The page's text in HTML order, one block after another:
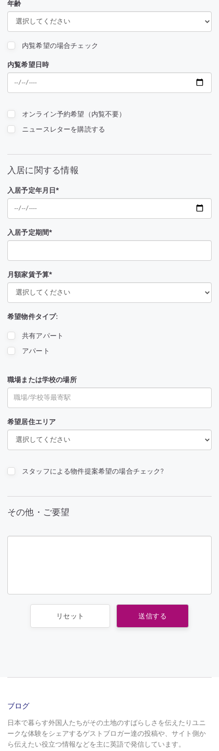
年齢
内覧希望の場合チェック
内覧希望日時
オンライン予約希望（内覧不要）
ニュースレターを購読する
入居に関する情報
入居予定年月日*
入居予定期間*
月額家賃予算*
希望物件タイプ:
共有アパート
アパート
職場または学校の場所
希望居住エリア
スタッフによる物件提案希望の場合チェック?
その他・ご要望
ブログ
日本で暮らす外国人たちがその土地のすばらしさを伝えたりユニ
ークな体験をシェアするゲストブロガー達の投稿や、サイト側か
ら伝えたい役立つ情報などを主に英語で発信しています。